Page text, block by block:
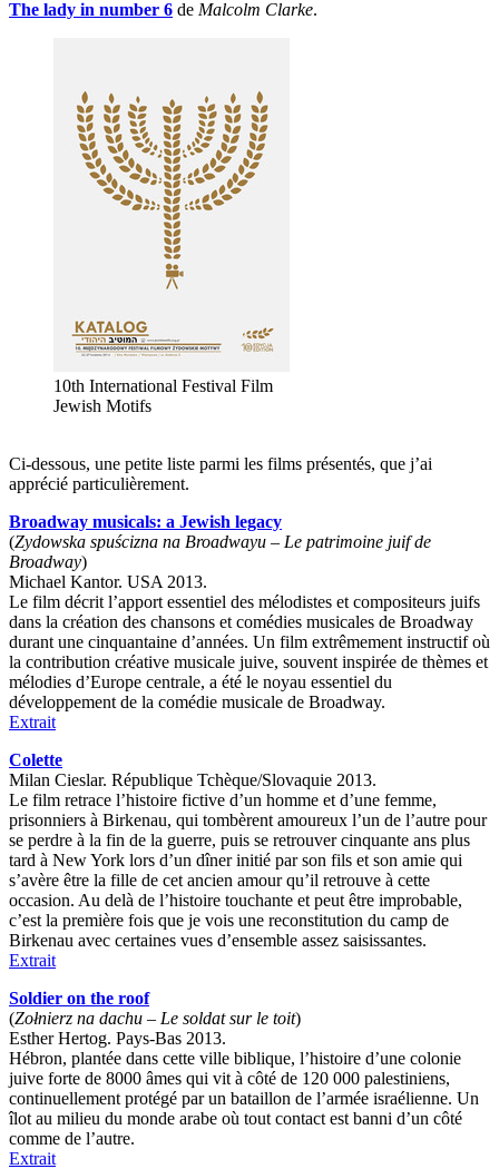
The lady in number 6 de Malcolm Clarke.
10th International Festival Film
Jewish Motifs
Ci-dessous, une petite liste parmi les films présentés, que j’ai
apprécié particulièrement.
Broadway musicals: a Jewish legacy
(Zydowska spuścizna na Broadwayu – Le patrimoine juif de
Broadway)
Michael Kantor. USA 2013.
Le film décrit l’apport essentiel des mélodistes et compositeurs juifs
dans la création des chansons et comédies musicales de Broadway
durant une cinquantaine d’années. Un film extrêmement instructif où
la contribution créative musicale juive, souvent inspirée de thèmes et
mélodies d’Europe centrale, a été le noyau essentiel du
développement de la comédie musicale de Broadway.
Extrait
Colette
Milan Cieslar. République Tchèque/Slovaquie 2013.
Le film retrace l’histoire fictive d’un homme et d’une femme,
prisonniers à Birkenau, qui tombèrent amoureux l’un de l’autre pour
se perdre à la fin de la guerre, puis se retrouver cinquante ans plus
tard à New York lors d’un dîner initié par son fils et son amie qui
s’avère être la fille de cet ancien amour qu’il retrouve à cette
occasion. Au delà de l’histoire touchante et peut être improbable,
c’est la première fois que je vois une reconstitution du camp de
Birkenau avec certaines vues d’ensemble assez saisissantes.
Extrait
Soldier on the roof
(Zołnierz na dachu – Le soldat sur le toit)
Esther Hertog. Pays-Bas 2013.
Hébron, plantée dans cette ville biblique, l’histoire d’une colonie
juive forte de 8000 âmes qui vit à côté de 120 000 palestiniens,
continuellement protégé par un bataillon de l’armée israélienne. Un
îlot au milieu du monde arabe où tout contact est banni d’un côté
comme de l’autre.
Extrait